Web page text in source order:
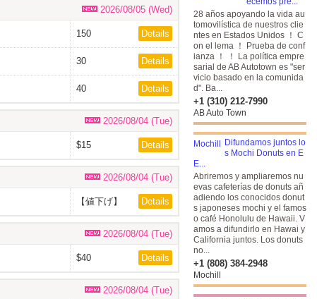
2026/08/05 (Wed)
150 Details
30 Details
40 Details
2026/08/04 (Tue)
$15 Details
2026/08/04 (Tue)
【値下げ】
Details
2026/08/04 (Tue)
$40 Details
2026/08/04 (Tue)
28 años apoyando la vida au
tomovilística de nuestros clie
ntes en Estados Unidos ！ C
on el lema ！ Prueba de conf
ianza ！ ！ La política empre
sarial de AB Autotown es "ser
vicio basado en la comunida
d". Ba...
+1 (310) 212-7990
AB Auto Town
Difundamos juntos lo
s Mochi Donuts en E
E...
Abriremos y ampliaremos nu
evas cafeterías de donuts añ
adiendo los conocidos donut
s japoneses mochi y el famos
o café Honolulu de Hawaii. V
amos a difundirlo en Hawai y
California juntos. Los donuts
no...
+1 (808) 384-2948
Mochill